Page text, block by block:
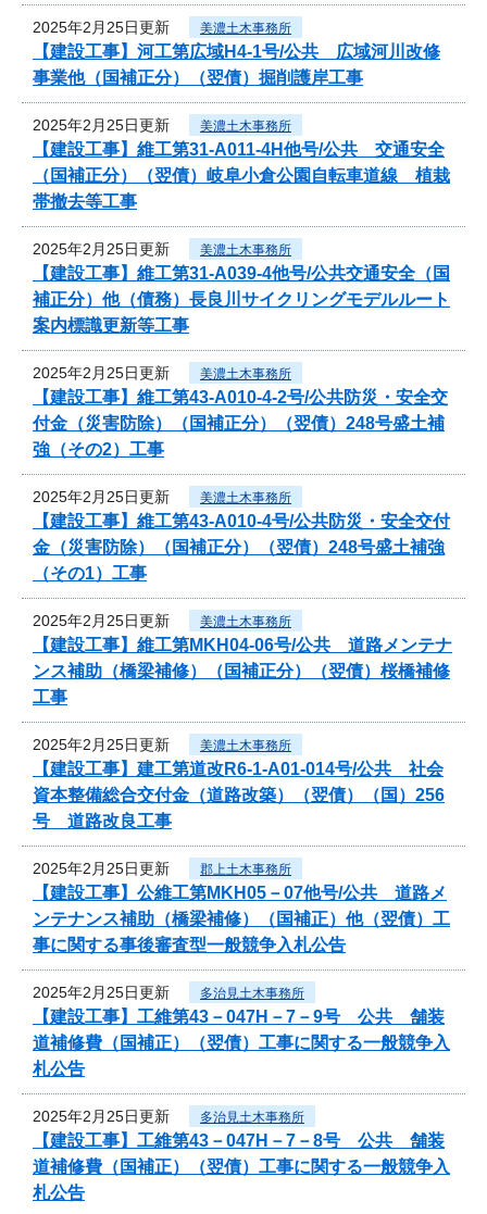
2025年2月25日更新 美濃土木事務所
【建設工事】河工第広域H4-1号/公共 広域河川改修
事業他（国補正分）（翌債）掘削護岸工事
2025年2月25日更新 美濃土木事務所
【建設工事】維工第31-A011-4H他号/公共 交通安全
（国補正分）（翌債）岐阜小倉公園自転車道線 植栽
帯撤去等工事
2025年2月25日更新 美濃土木事務所
【建設工事】維工第31-A039-4他号/公共交通安全（国
補正分）他（債務）長良川サイクリングモデルルート
案内標識更新等工事
2025年2月25日更新 美濃土木事務所
【建設工事】維工第43-A010-4-2号/公共防災・安全交
付金（災害防除）（国補正分）（翌債）248号盛土補
強（その2）工事
2025年2月25日更新 美濃土木事務所
【建設工事】維工第43-A010-4号/公共防災・安全交付
金（災害防除）（国補正分）（翌債）248号盛土補強
（その1）工事
2025年2月25日更新 美濃土木事務所
【建設工事】維工第MKH04-06号/公共 道路メンテナ
ンス補助（橋梁補修）（国補正分）（翌債）桜橋補修
工事
2025年2月25日更新 美濃土木事務所
【建設工事】建工第道改R6-1-A01-014号/公共 社会
資本整備総合交付金（道路改築）（翌債）（国）256
号 道路改良工事
2025年2月25日更新 郡上土木事務所
【建設工事】公維工第MKH05－07他号/公共 道路メ
ンテナンス補助（橋梁補修）（国補正）他（翌債）工
事に関する事後審査型一般競争入札公告
2025年2月25日更新 多治見土木事務所
【建設工事】工維第43－047H－7－9号 公共 舗装
道補修費（国補正）（翌債）工事に関する一般競争入
札公告
2025年2月25日更新 多治見土木事務所
【建設工事】工維第43－047H－7－8号 公共 舗装
道補修費（国補正）（翌債）工事に関する一般競争入
札公告